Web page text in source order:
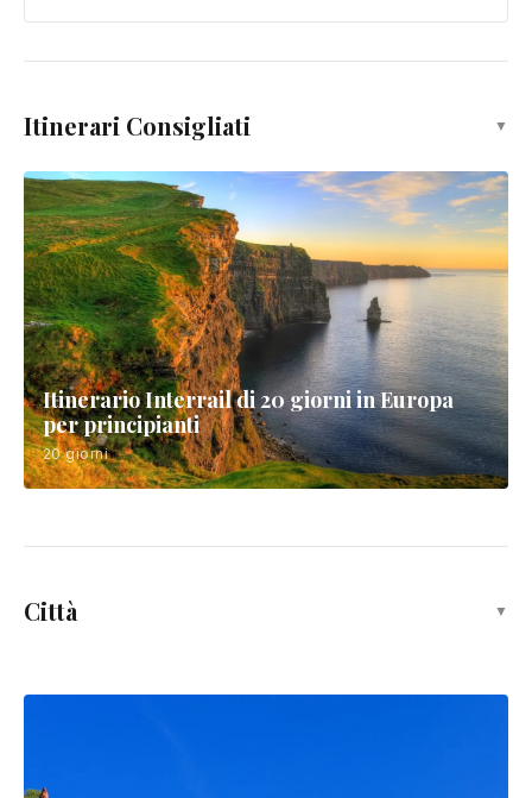
Itinerari Consigliati ▼
Itinerario Interrail di 20 giorni in Europa
per principianti
20 giorni
Città ▼
French Riviera's jewel, Mediterranean resort